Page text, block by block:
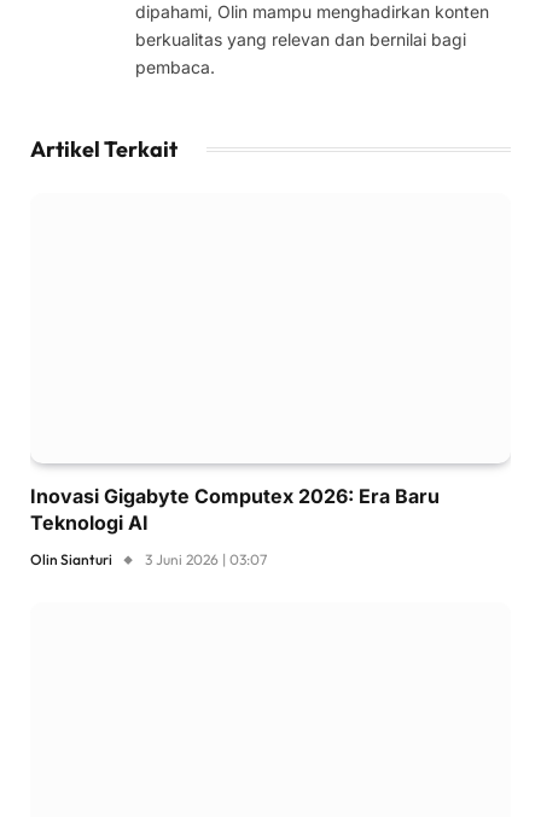
dipahami, Olin mampu menghadirkan konten
berkualitas yang relevan dan bernilai bagi
pembaca.
Artikel Terkait
Inovasi Gigabyte Computex 2026: Era Baru
Teknologi AI
Olin Sianturi 3 Juni 2026 | 03:07